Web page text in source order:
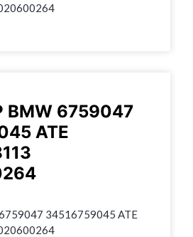
BMW 6759047
ATE
34516759045 ATE